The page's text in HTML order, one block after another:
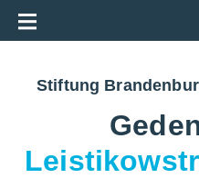
Stiftung